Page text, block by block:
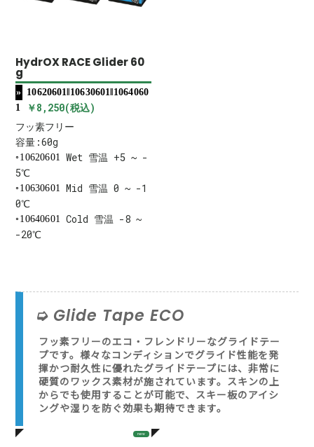
HydrOX RACE Glider 60
g
10620601‖10630601‖1064060
1
￥8,250(税込)
フッ素フリー
容量:60g
10620601
Wet 雪温 +5 ~ -
5℃
10630601
Mid 雪温 0 ~ -1
0℃
10640601
Cold 雪温 -8 ~
-20℃
Glide Tape ECO
フッ素フリーのエコ・フレンドリーなグライドテー
プです。様々なコンディションでグライド性能を発
揮かつ耐久性に優れたグライドテープには、非常に
硬質のワックス素材が施されています。スキンの上
からでも使用することが可能で、スキー板のアイシ
ングや湿りを防ぐ効果も期待できます。
new